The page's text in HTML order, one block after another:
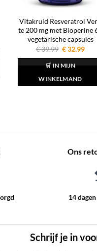
Vitakruid Resveratrol
te 200 mg met Bioperine
vegetarische capsules
€39.99
was:
€ 39.99.
€32.99
🛒 IN MIJN
WINKELMAND
Ons
14
Schrijf je in